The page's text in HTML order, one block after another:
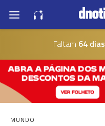
Faltam 64 dias
MUNDO